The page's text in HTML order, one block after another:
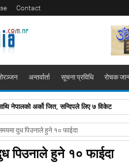
Contact
अन्तर्वार्ता सूचना प्रविधि रोचक
नेपालको अर्को जित, सन्दिपले लिए ७ विकेट
दुध पिउनाले हुने १० फाईदा
पिउनाले हुने १० फाईदा